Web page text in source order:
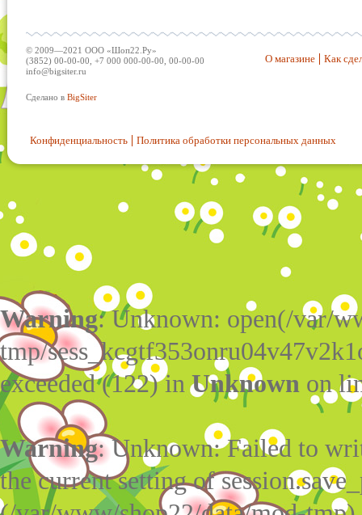
© 2009—2021 ООО «Шоп22.Ру»
(3852) 00-00-00, +7 000 000-00-00, 00-00-00
info@bigsiter.ru
Сделано в BigSiter
О магазине Как
Конфиденциальность Политика обработки персональных данных
Warning: Unknown: open(/var/
tmp/
exceeded (122) inUnknown on
Warning: Unknown: Failed to
the current setting of